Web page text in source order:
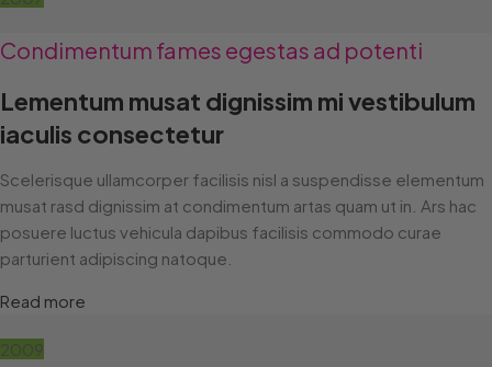
Condimentum fames egestas ad potenti
Lementum musat dignissim mi vestibulum
iaculis consectetur
Scelerisque ullamcorper facilisis nisl a suspendisse elementum
musat rasd dignissim at condimentum artas quam ut in. Ars hac
posuere luctus vehicula dapibus facilisis commodo curae
parturient adipiscing natoque.
Read more
2009